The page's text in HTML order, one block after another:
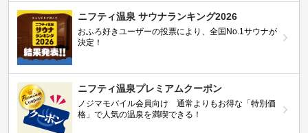
ニフティ温泉 サウナランキング2026
おふろ好きユーザーの投票により、全国No.1サウナが
決定！
ニフティ温泉プレミアムクーポン
ノジマモバイル会員向け 通常よりもお得な「特別価
格」で人気の温泉を満喫できる！